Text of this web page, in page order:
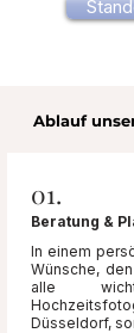
Ablauf
01.
Beratung &
In einem
Wünsche,
alle
Düsseldorf,